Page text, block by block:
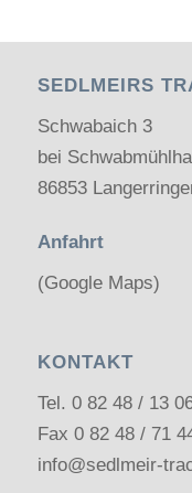
SEDLMEIRS
Schwabaich 3
bei
86853
Anfahrt
(Google Maps)
KONTAKT
Tel. 0 82 48 / 13
Fax 0 82 48 / 71
info@sedlmeir-